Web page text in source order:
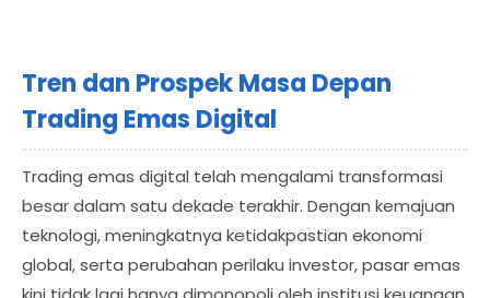
Tren dan Prospek Masa Depan
Trading Emas Digital
Trading emas digital telah mengalami transformasi
besar dalam satu dekade terakhir. Dengan kemajuan
teknologi, meningkatnya ketidakpastian ekonomi
global, serta perubahan perilaku investor, pasar emas